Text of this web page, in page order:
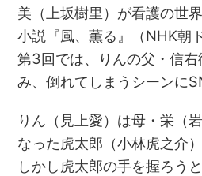
美（上坂樹里）が看護の世
小説『風、薫る』（NHK朝
第3回では、りんの父・信
み、倒れてしまうシーンに
りん（見上愛）は母・栄（
なった虎太郎（小林虎之介
しかし虎太郎の手を握ろう